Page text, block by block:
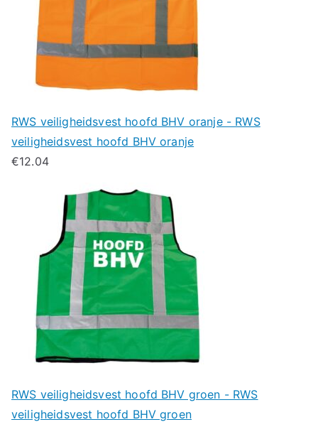
RWS veiligheidsvest hoofd BHV oranje - RWS
veiligheidsvest hoofd BHV oranje
€12.04
RWS veiligheidsvest hoofd BHV groen - RWS
veiligheidsvest hoofd BHV groen